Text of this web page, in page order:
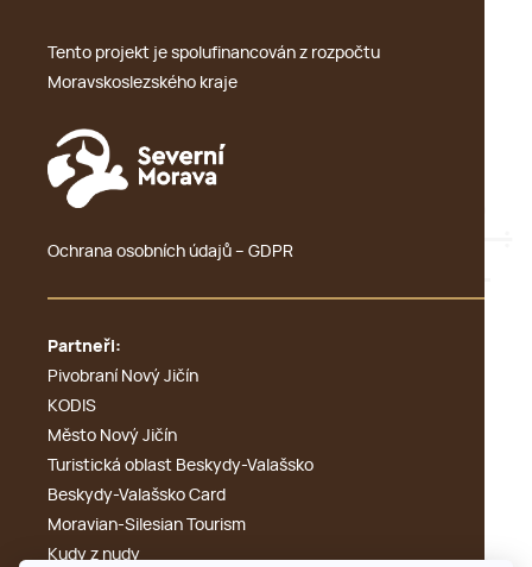
Tento projekt je spolufinancován z rozpočtu
Moravskoslezského kraje
Ochrana osobních údajů – GDPR
Partneři:
Pivobraní Nový Jičín
KODIS
Město Nový Jičín
Turistická oblast Beskydy-Valašsko
Beskydy-Valašsko Card
Moravian-Silesian Tourism
Kudy z nudy